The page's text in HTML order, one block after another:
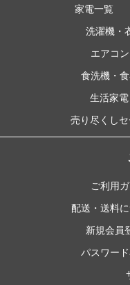
家電一覧
洗濯機・
エアコン
食洗機・
生活家電
売り尽くし
ご利用
配送・送料
新規会員
パスワー